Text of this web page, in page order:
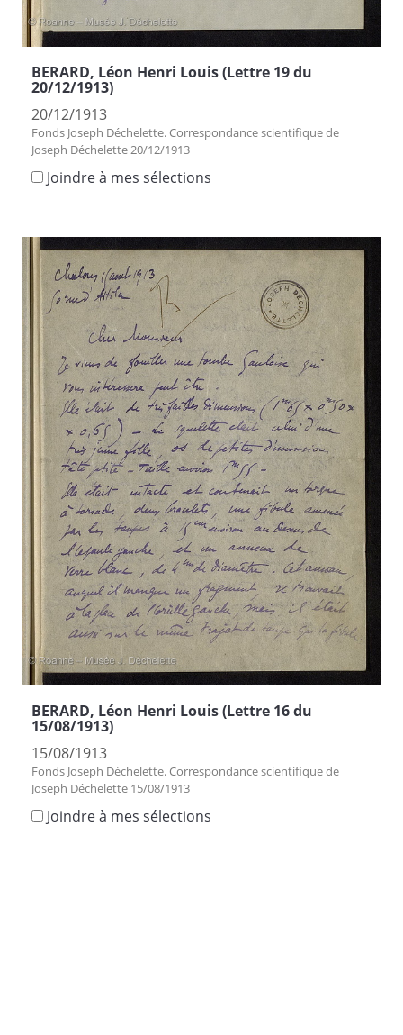
BERARD, Léon Henri Louis (Lettre 19 du
20/12/1913)
20/12/1913
Fonds Joseph Déchelette. Correspondance scientifique de
Joseph Déchelette 20/12/1913
Joindre à mes sélections
BERARD, Léon Henri Louis (Lettre 16 du
15/08/1913)
15/08/1913
Fonds Joseph Déchelette. Correspondance scientifique de
Joseph Déchelette 15/08/1913
Joindre à mes sélections